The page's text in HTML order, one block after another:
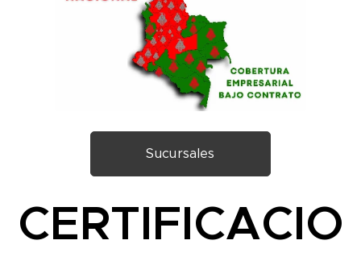
Sucursales
CERTIFICACIO